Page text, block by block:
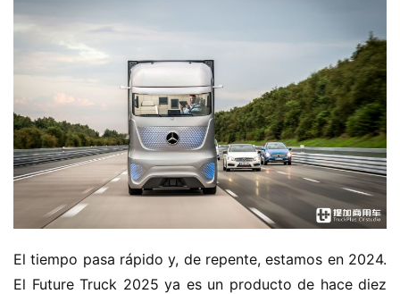
El tiempo pasa rápido y, de repente, estamos en 2024.
El Future Truck 2025 ya es un producto de hace diez